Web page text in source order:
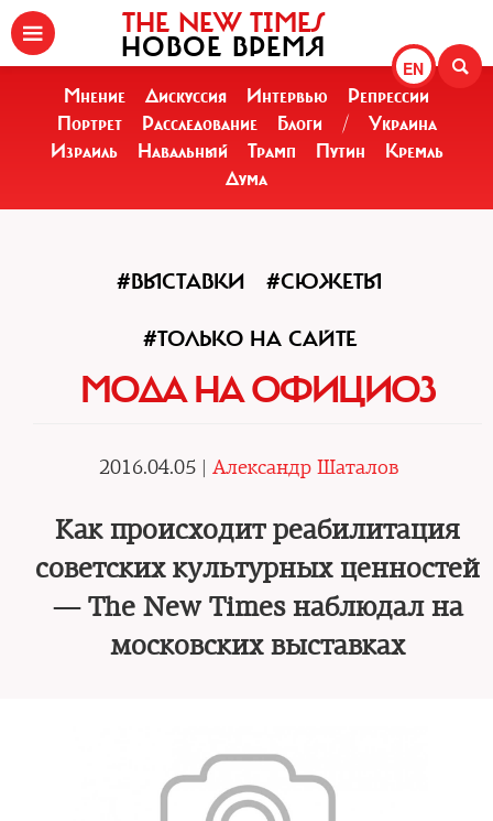
EN
THE NEW TIMES
НОВОЕ ВРЕМЯ
Мнение Дискуссия Интервью
Репрессии
Портрет
Расследование Блоги /
Украина
Израиль
Навальный Трамп Путин
Кремль
Дума
#ВЫСТАВКИ #СЮЖЕТЫ
#ТОЛЬКО НА САЙТЕ
МОДА НА ОФИЦИОЗ
2016.04.05 | Александр Шаталов
Как происходит реабилитация
советских культурных ценностей
— The New Times наблюдал на
московских выставках